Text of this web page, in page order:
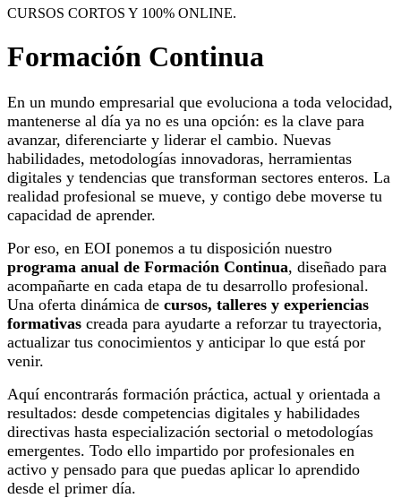
CURSOS CORTOS Y 100% ONLINE.
Formación Continua
En un mundo empresarial que evoluciona a toda velocidad,
mantenerse al día ya no es una opción: es la clave para
avanzar, diferenciarte y liderar el cambio. Nuevas
habilidades, metodologías innovadoras, herramientas
digitales y tendencias que transforman sectores enteros. La
realidad profesional se mueve, y contigo debe moverse tu
capacidad de aprender.
Por eso, en EOI ponemos a tu disposición nuestro
programa anual de Formación Continua, diseñado para
acompañarte en cada etapa de tu desarrollo profesional.
Una oferta dinámica de cursos, talleres y experiencias
formativas creada para ayudarte a reforzar tu trayectoria,
actualizar tus conocimientos y anticipar lo que está por
venir.
Aquí encontrarás formación práctica, actual y orientada a
resultados: desde competencias digitales y habilidades
directivas hasta especialización sectorial o metodologías
emergentes. Todo ello impartido por profesionales en
activo y pensado para que puedas aplicar lo aprendido
desde el primer día.